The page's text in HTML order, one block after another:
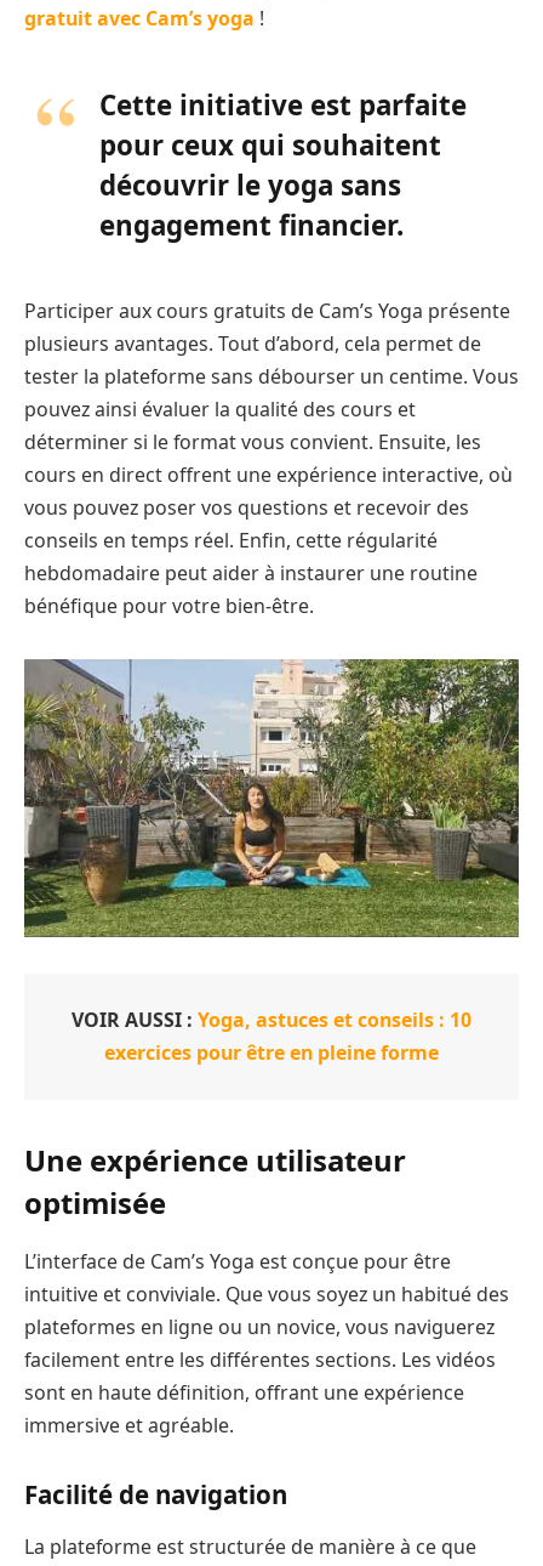
gratuit avec Cam’s yoga !
Cette initiative est parfaite
pour ceux qui souhaitent
découvrir le yoga sans
engagement financier.
Participer aux cours gratuits de Cam’s Yoga présente
plusieurs avantages. Tout d’abord, cela permet de
tester la plateforme sans débourser un centime. Vous
pouvez ainsi évaluer la qualité des cours et
déterminer si le format vous convient. Ensuite, les
cours en direct offrent une expérience interactive, où
vous pouvez poser vos questions et recevoir des
conseils en temps réel. Enfin, cette régularité
hebdomadaire peut aider à instaurer une routine
bénéfique pour votre bien-être.
VOIR AUSSI : Yoga, astuces et conseils : 10
exercices pour être en pleine forme
Une expérience utilisateur
optimisée
L’interface de Cam’s Yoga est conçue pour être
intuitive et conviviale. Que vous soyez un habitué des
plateformes en ligne ou un novice, vous naviguerez
facilement entre les différentes sections. Les vidéos
sont en haute définition, offrant une expérience
immersive et agréable.
Facilité de navigation
La plateforme est structurée de manière à ce que